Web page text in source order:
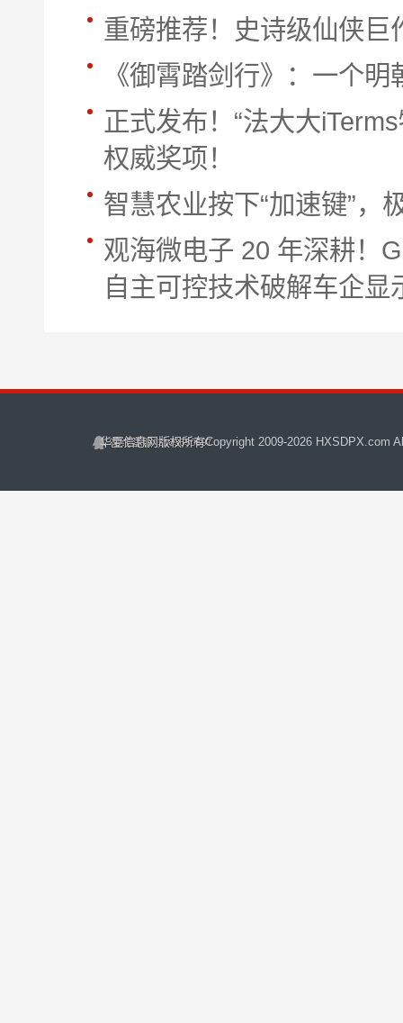
重磅推荐！史诗级仙侠
《御霄踏剑行》：一个
正式发布！“法大大
权威奖项！
智慧农业按下“加速键”，
观海微电子 20 年深耕！
自主可控技术破解车企显
华夏信息网版权所有Copyright 2009-2026 HXSDPX.com